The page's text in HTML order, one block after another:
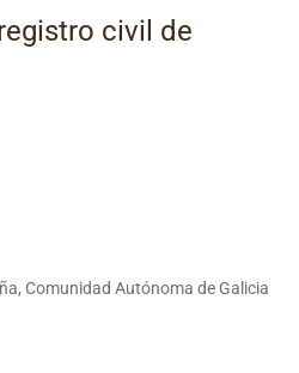
civil de
Comunidad Autónoma de Galicia